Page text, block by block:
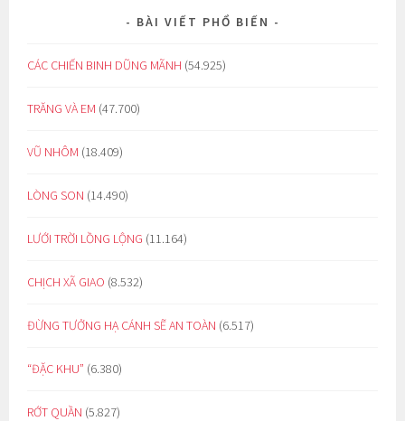
BÀI VIẾT PHỔ BIẾN
CÁC CHIẾN BINH DŨNG MÃNH (54.925)
TRĂNG VÀ EM (47.700)
VŨ NHÔM (18.409)
LÒNG SON (14.490)
LƯỚI TRỜI LỒNG LỘNG (11.164)
CHỊCH XÃ GIAO (8.532)
ĐỪNG TƯỞNG HẠ CÁNH SẼ AN TOÀN (6.517)
“ĐẶC KHU” (6.380)
RỚT QUẦN (5.827)